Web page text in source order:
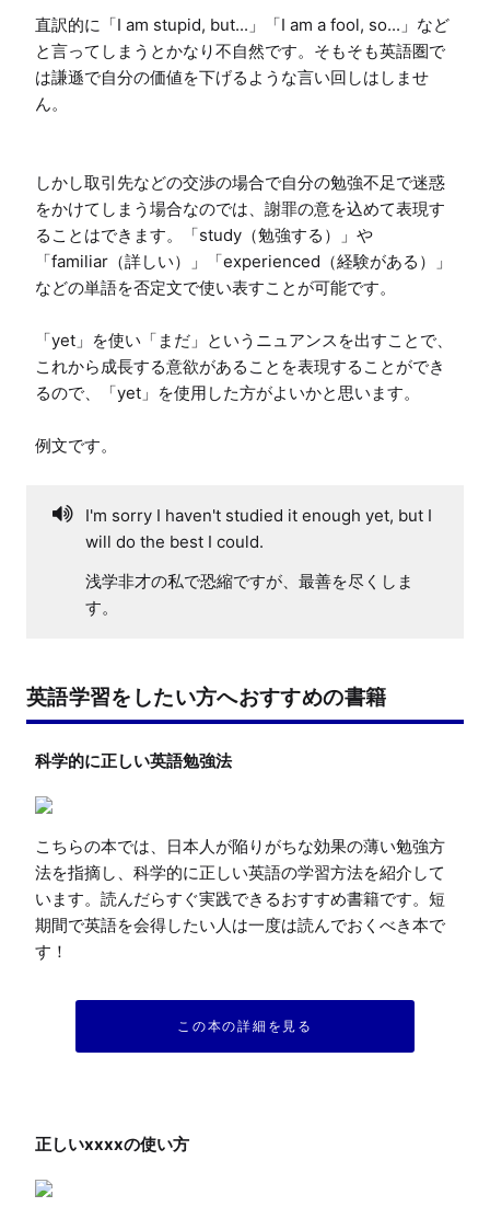
直訳的に「I am stupid, but...」「I am a fool, so...」など
と言ってしまうとかなり不自然です。そもそも英語圏で
は謙遜で自分の価値を下げるような言い回しはしませ
ん。
しかし取引先などの交渉の場合で自分の勉強不足で迷惑
をかけてしまう場合なのでは、謝罪の意を込めて表現す
ることはできます。「study（勉強する）」や
「familiar（詳しい）」「experienced（経験がある）」
などの単語を否定文で使い表すことが可能です。
「yet」を使い「まだ」というニュアンスを出すことで、
これから成長する意欲があることを表現することができ
るので、「yet」を使用した方がよいかと思います。
例文です。
I'm sorry I haven't studied it enough yet, but I
will do the best I could.
浅学非才の私で恐縮ですが、最善を尽くしま
す。
英語学習をしたい方へおすすめの書籍
科学的に正しい英語勉強法
こちらの本では、日本人が陥りがちな効果の薄い勉強方
法を指摘し、科学的に正しい英語の学習方法を紹介して
います。読んだらすぐ実践できるおすすめ書籍です。短
期間で英語を会得したい人は一度は読んでおくべき本で
す！
この本の詳細を見る